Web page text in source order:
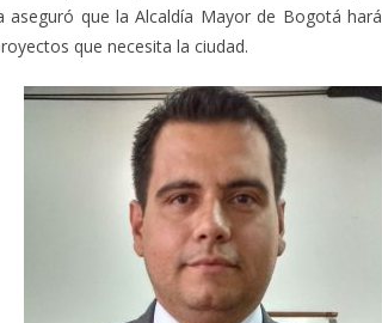
que la Alcaldía Mayor de Bogotá hará
que necesita la ciudad.